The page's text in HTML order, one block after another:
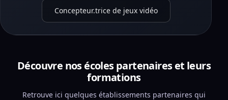
Concepteur.trice de jeux vidéo
Découvre nos écoles partenaires et leurs
formations
Retrouve ici quelques établissements partenaires qui